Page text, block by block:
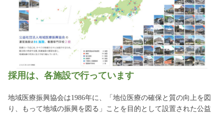
採用は、各施設で行っています
地域医療振興協会は1986年に、「地位医療の確保と質の向上を図
り、もって地域の振興を図る」ことを目的として設置された公益